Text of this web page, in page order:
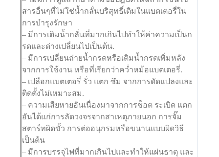
สารอื่นๆที่ไม่ใช่น้ำกลั่นบริสุทธิ์เติมในแบตเตอรี่ใน
การบำรุงรักษา
– มีการเติมน้ำกลั่นที่มากเกินไปทำให้ค่าความเป็นก
รดและด่างเปลี่ยนไปเป็นต้น.
– มีการเปลี่ยนถ่ายน้ำกรดหรือเติมน้ำกรดเพิ่มหลัง
จากการใช้งาน หรือที่เรียกว่าคว่ำหม้อแบตเตอรี่.
– เปลือกแบตเตอรี่ รั่ว แตก ซึม จากการดัดแปลงและ
ติดตั้งไม่เหมาะสม.
– ความเสียหายอันเนื่องมาจากการช็อต ระเบิด แตก
อันได้แก่การลัดวงจรจากสาเหตุภายนอก การจั๊ม
สตาร์ทผิดขั้ว การต่ออนุกรมหรือขนานแบบผิดวิธี
เป็นต้น
– มีการบรรจุไฟที่มากเกินไปและทำให้แผ่นธาตุ และ